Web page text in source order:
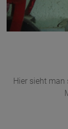
Hier sieht man